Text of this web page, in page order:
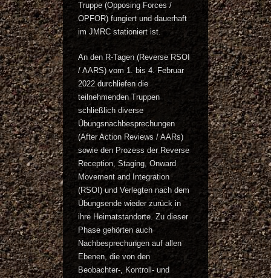
Truppe (Opposing Forces /
OPFOR) fungiert und dauerhaft
im JMRC stationiert ist.
An den R-Tagen (Reverse RSOI
/ AARS) vom 1. bis 4. Februar
2022 durchliefen die
teilnehmenden Truppen
schließlich diverse
Übungsnachbesprechungen
(After Action Reviews / AARs)
sowie den Prozess der Reverse
Reception, Staging, Onward
Movement and Integration
(RSOI) und Verlegten nach dem
Übungsende wieder zurück in
ihre Heimatstandorte. Zu dieser
Phase gehörten auch
Nachbesprechungen auf allen
Ebenen, die von den
Beobachter-, Kontroll- und